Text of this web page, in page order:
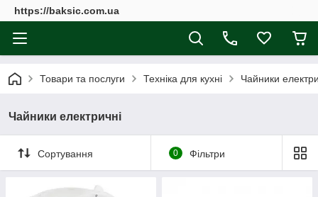
https://baksic.com.ua
Товари та послуги Техніка для кухні Чайники
Чайники електричні
Сортування 0 Фільтри